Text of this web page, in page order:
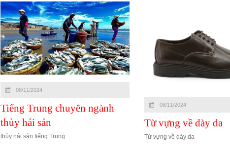
08/11/2024
Tiếng Trung chuyên ngành
thủy hải sản
thủy hải sản tiếng Trung
08/11/2024
Từ vựng về dày da
Từ vựng về dày da